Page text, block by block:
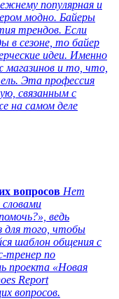
популярная и
модно. Байеры
трендов. Если
в сезоне, то байер
идеи. Именно
и то, что,
Эта профессия
связанным с
на самом деле
вопросов Нет
ведь
для того, чтобы
шаблон общения с
тренер по
проекта «Новая
Report
вопросов.